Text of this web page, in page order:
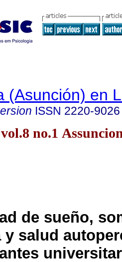
(Asunción) en
ISSN 2220-9026
no.1
de sueño,
y salud